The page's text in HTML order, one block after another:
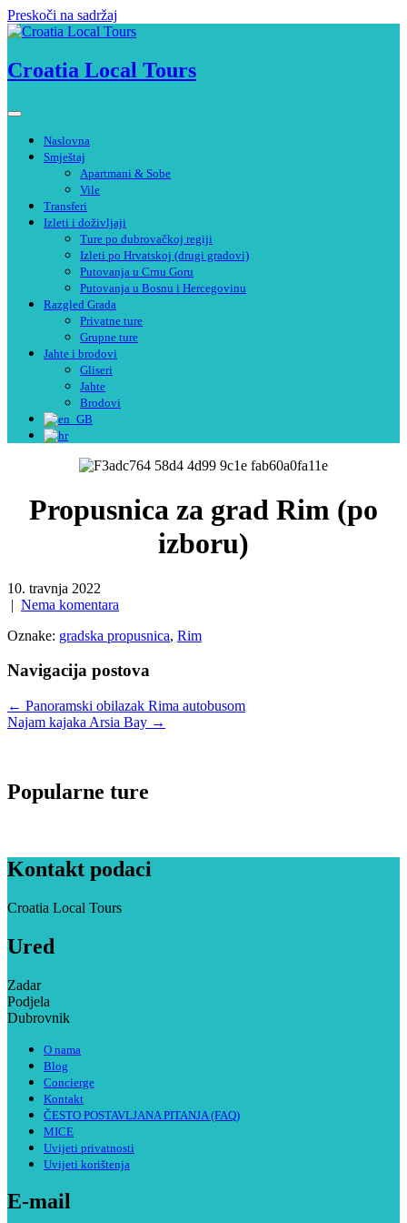
Preskoči na sadržaj
Croatia Local Tours
Naslovna
Smještaj
Apartmani & Sobe
Vile
Transferi
Izleti i doživljaji
Ture po dubrovačkoj regiji
Izleti po Hrvatskoj (drugi gradovi)
Putovanja u Crnu Goru
Putovanja u Bosnu i Hercegovinu
Razgled Grada
Privatne ture
Grupne ture
Jahte i brodovi
Gliseri
Jahte
Brodovi
Propusnica za grad Rim (po
izboru)
10. travnja 2022
| Nema komentara
Oznake: gradska propusnica, Rim
Navigacija postova
← Panoramski obilazak Rima autobusom
Najam kajaka Arsia Bay →
Popularne ture
Kontakt podaci
Croatia Local Tours
Ured
Zadar
Podjela
Dubrovnik
O nama
Blog
Concierge
Kontakt
ČESTO POSTAVLJANA PITANJA (FAQ)
MICE
Uvijeti privatnosti
Uvijeti korištenja
E-mail